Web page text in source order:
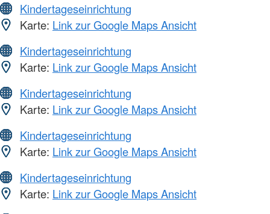
Kindertageseinrichtung
Karte: Link zur Google Maps Ansicht
Kindertageseinrichtung
Karte: Link zur Google Maps Ansicht
Kindertageseinrichtung
Karte: Link zur Google Maps Ansicht
Kindertageseinrichtung
Karte: Link zur Google Maps Ansicht
Kindertageseinrichtung
Karte: Link zur Google Maps Ansicht